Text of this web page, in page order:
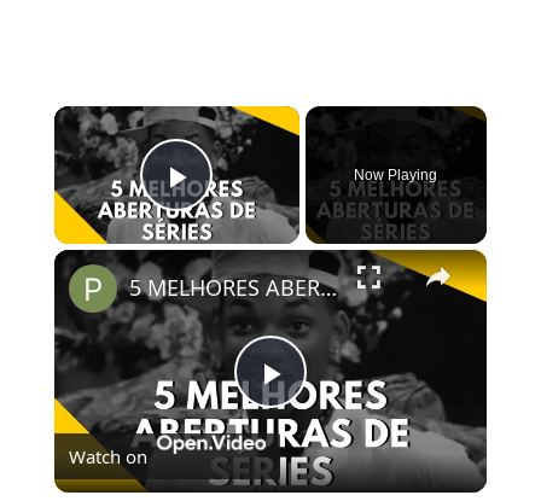
×
Play Video
Now Playing
×
Play
Video
5 MELHORES ABERTURAS DE SÉRIES | Pipocas Tv #13
Watch on